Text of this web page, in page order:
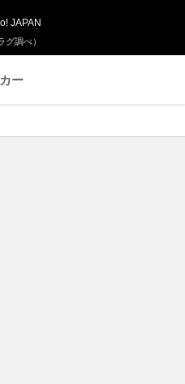
調べ）
JAPAN
ー